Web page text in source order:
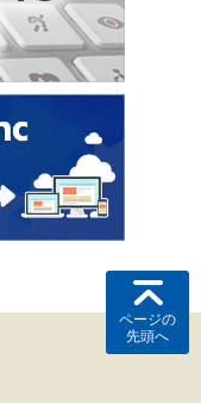
ページの
先頭へ